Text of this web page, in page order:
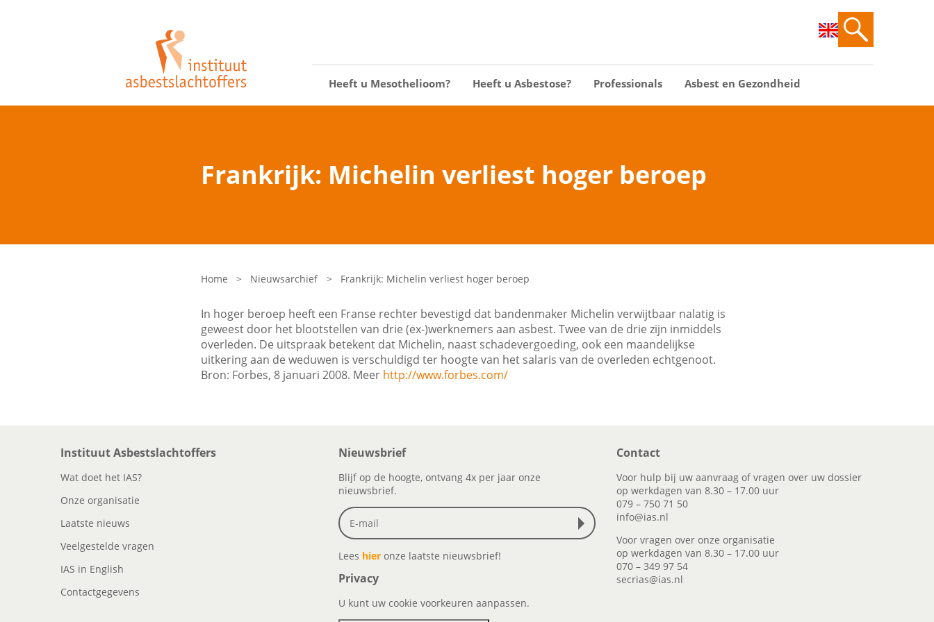
Heeft u Mesothelioom? Heeft u Asbestose? Professionals Asbest en Gezondheid
Frankrijk: Michelin verliest hoger beroep
Home > Nieuwsarchief > Frankrijk: Michelin verliest hoger beroep
In hoger beroep heeft een Franse rechter bevestigd dat bandenmaker Michelin verwijtbaar nalatig is
geweest door het blootstellen van drie (ex-)werknemers aan asbest. Twee van de drie zijn inmiddels
overleden. De uitspraak betekent dat Michelin, naast schadevergoeding, ook een maandelijkse
uitkering aan de weduwen is verschuldigd ter hoogte van het salaris van de overleden echtgenoot.
Bron: Forbes, 8 januari 2008. Meer http://www.forbes.com/
Instituut Asbestslachtoffers
Wat doet het IAS?
Onze organisatie
Laatste nieuws
Veelgestelde vragen
IAS in English
Contactgegevens
Nieuwsbrief
Blijf op de hoogte, ontvang 4x per jaar onze
nieuwsbrief.
Lees hier onze laatste nieuwsbrief!
Privacy
U kunt uw cookie voorkeuren aanpassen.
Contact
Voor hulp bij uw aanvraag of vragen over uw dossier
op werkdagen van 8.30 – 17.00 uur
079 – 750 71 50
info@ias.nl
Voor vragen over onze organisatie
op werkdagen van 8.30 – 17.00 uur
070 – 349 97 54
secrias@ias.nl